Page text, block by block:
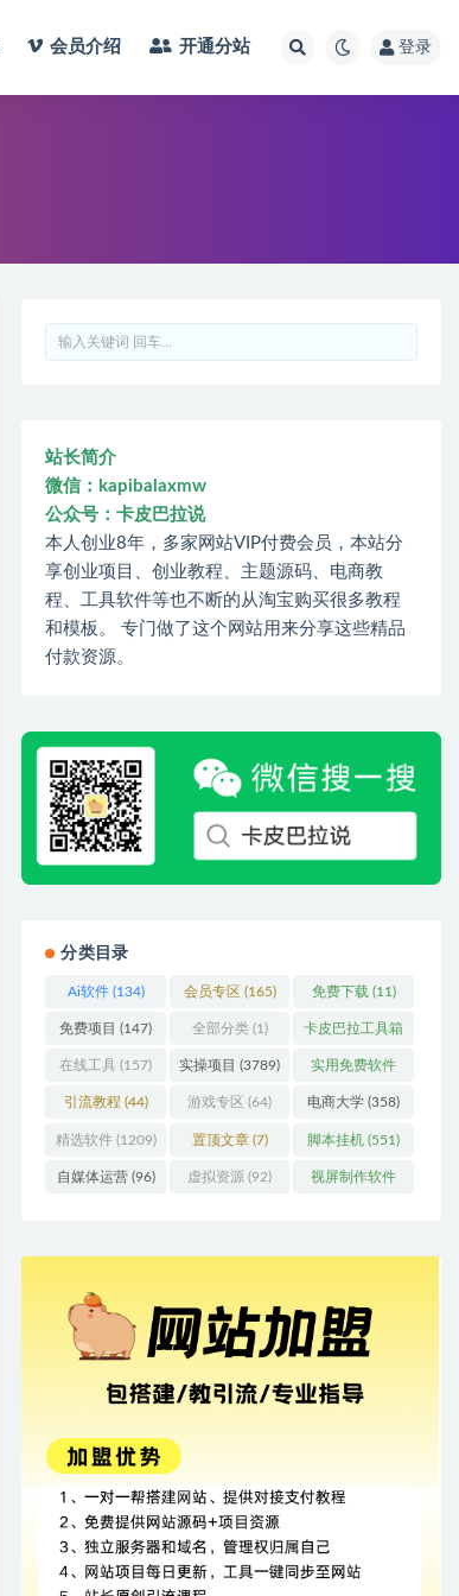
会员介绍 开通分站 登录
站长简介
微信：kapibalaxmw
公众号：卡皮巴拉说
本人创业8年，多家网站VIP付费会员，本站分
享创业项目、创业教程、主题源码、电商教
程、工具软件等也不断的从淘宝购买很多教程
和模板。 专门做了这个网站用来分享这些精品
付款资源。
分类目录
Ai软件(134) 会员专区 (165) 免费下载 (11)
免费项目 (147) 全部分类(1) 卡皮巴拉工具箱
(3)
在线工具 (157) 实操项目 (3789) 实用免费软件
(415)
引流教程 (44) 游戏专区 (64) 电商大学 (358)
精选软件(1209) 置顶文章(7) 脚本挂机 (551)
自媒体运营(96) 虚拟资源 (92) 视屏制作软件